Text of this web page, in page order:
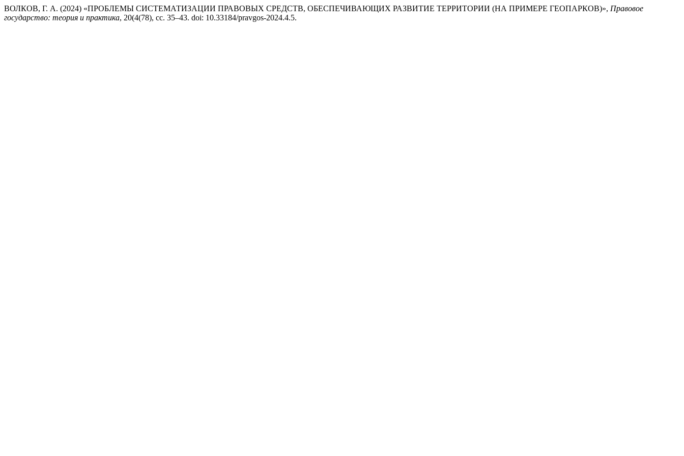
ВОЛКОВ, Г. А. (2024) «ПРОБЛЕМЫ СИСТЕМАТИЗАЦИИ ПРАВОВЫХ СРЕДСТВ, ОБЕСПЕЧИВАЮЩИХ РАЗВИТИЕ ТЕРРИТОРИИ (НА ПРИМЕРЕ ГЕОПАРКОВ)», Правовое
государство: теория и практика, 20(4(78), сс. 35–43. doi: 10.33184/pravgos-2024.4.5.